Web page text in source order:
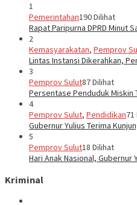
1
Pemerintahan190 Dilihat
Rapat Paripurna DPRD Minut
2
Kemasyarakatan, Pemprov
Lintas Instansi Dikerahkan,
3
Pemprov Sulut87 Dilihat
Persentase Penduduk Miskin
4
Pemprov Sulut, Pendidikan71
Gubernur Yulius Terima
5
Pemprov Sulut18 Dilihat
Hari Anak Nasional, Gubernur
Kriminal